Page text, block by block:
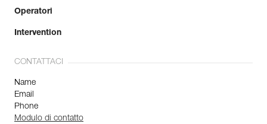
Operatori
Intervention
CONTATTACI
Name
Email
Phone
Modulo di contatto